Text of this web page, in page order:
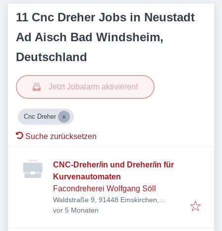
11 Cnc Dreher Jobs in Neustadt
Ad Aisch Bad Windsheim,
Deutschland
Jetzt Jobalarm aktivieren!
Cnc Dreher
Suche zurücksetzen
CNC-Dreher/in und Dreher/in für
Kurvenautomaten
Facondreherei Wolfgang Söll
Waldstraße 9, 91448 Emskirchen,
Deutschland
Veröffentlicht:
vor 5 Monaten